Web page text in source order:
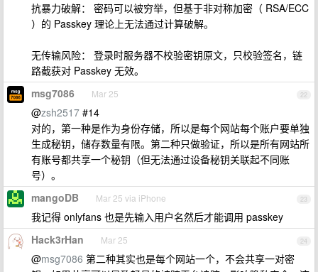
抗暴力破解： 密码可以被穷举，但基于非对称加密（ RSA/ECC
）的 Passkey 理论上无法通过计算破解。
无传输风险： 登录时服务器不校验密钥原文，只校验签名，链
路截获对 Passkey 无效。
22
msg7086 Mar 25
@zsh2517 #14
对的，第一种是作为身份存储，所以是每个网站每个账户要单独
生成秘钥，储存数量有限。第二种只做验证，所以是所有网站所
有账号都共享一个秘钥（但无法通过设备秘钥关联起不同账
号）。
23
mangoDB Mar 25 via iPhone
我记得 onlyfans 也是先输入用户名然后才能调用 passkey
24
Hack3rHan Mar 25
@msg7086 第二种其实也是每个网站一个，不会共享一对密